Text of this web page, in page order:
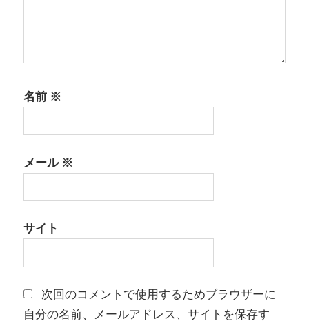
名前 ※
メール※
サイト
次回のコメントで使用するためブラウザーに
自分の名前、メールアドレス、サイトを保存す